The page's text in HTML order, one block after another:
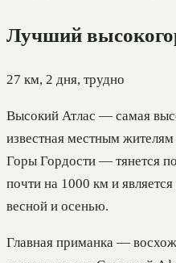
Лучший
27 км, 2 дня, трудно
Высокий Атлас — самая
известная местным
Горы Гордости — тянется
почти на 1000 км и
весной и осенью.
Главная приманка —